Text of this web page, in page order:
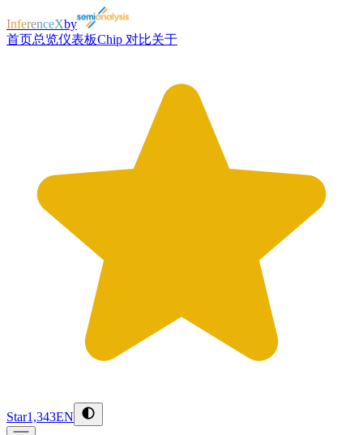
InferenceXby
首页总览仪表板Chip 对比关于
Star1,343EN